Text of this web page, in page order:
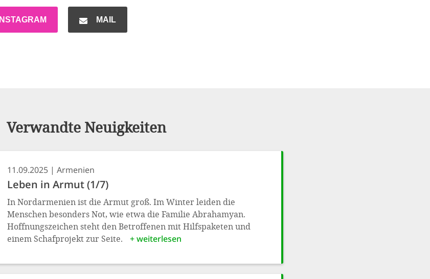
INSTAGRAM MAIL
Verwandte Neuigkeiten
11.09.2025 Armenien
Leben in Armut (1/7)
In Nordarmenien ist die Armut groß. Im Winter leiden die
Menschen besonders Not, wie etwa die Familie Abrahamyan.
Hoffnungszeichen steht den Betroffenen mit Hilfspaketen und
einem Schafprojekt zur Seite.
+ weiterlesen